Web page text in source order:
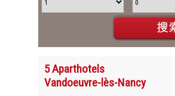
5 Aparthotels
Vandoeuvre-lès-Nancy